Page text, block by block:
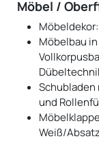
Möbel /
Möbelbau in
Schubladen
und
Weiß/